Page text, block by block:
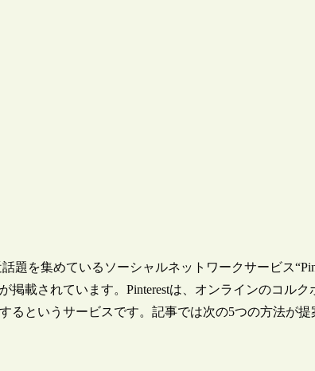
題を集めているソーシャルネットワークサービス
掲載されています。Pinterestは、オンラインのコルク
るというサービスです。記事では次の5つの方法が提